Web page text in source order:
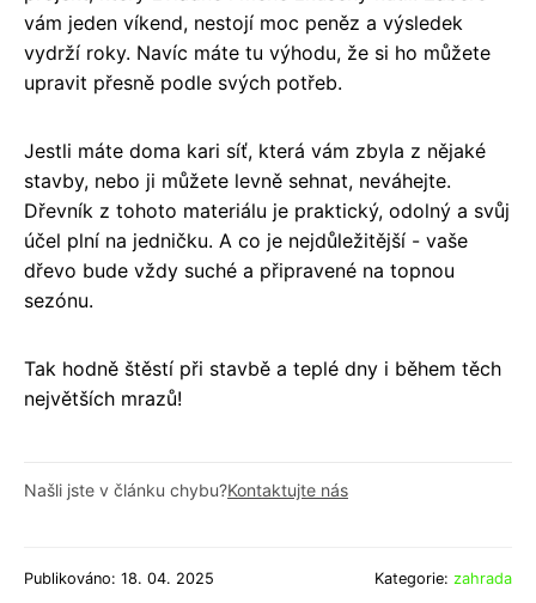
vám jeden víkend, nestojí moc peněz a výsledek
vydrží roky. Navíc máte tu výhodu, že si ho můžete
upravit přesně podle svých potřeb.
Jestli máte doma kari síť, která vám zbyla z nějaké
stavby, nebo ji můžete levně sehnat, neváhejte.
Dřevník z tohoto materiálu je praktický, odolný a svůj
účel plní na jedničku. A co je nejdůležitější - vaše
dřevo bude vždy suché a připravené na topnou
sezónu.
Tak hodně štěstí při stavbě a teplé dny i během těch
největších mrazů!
Našli jste v článku chybu?Kontaktujte nás
Publikováno: 18. 04. 2025 Kategorie: zahrada